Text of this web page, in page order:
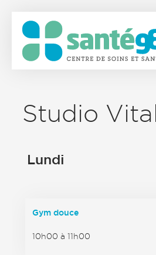
Studio
Lundi
Gym douce
10h00 à 11h00